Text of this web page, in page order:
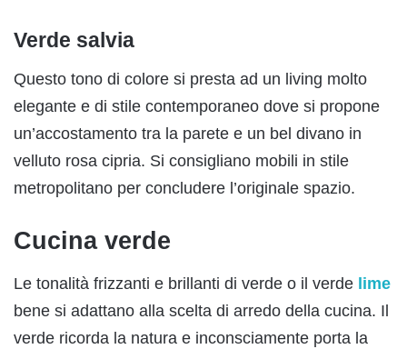
Verde salvia
Questo tono di colore si presta ad un living molto
elegante e di stile contemporaneo dove si propone
un’accostamento tra la parete e un bel divano in
velluto rosa cipria. Si consigliano mobili in stile
metropolitano per concludere l’originale spazio.
Cucina verde
Le tonalità frizzanti e brillanti di verde o il verde lime
bene si adattano alla scelta di arredo della cucina. Il
verde ricorda la natura e inconsciamente porta la